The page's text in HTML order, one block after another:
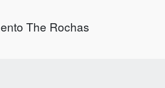
The Rochas